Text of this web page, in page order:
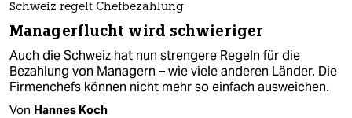
Schweiz regelt Chefbezahlung
Managerflucht wird schwieriger
Auch die Schweiz hat nun strengere Regeln für die
Bezahlung von Managern – wie viele anderen Länder. Die
Firmenchefs können nicht mehr so einfach ausweichen.
Von Hannes Koch